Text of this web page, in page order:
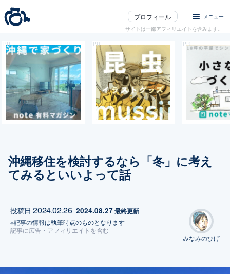
プロフィール
メニュー
サイトは一部アフィリエイトを含みます。
沖縄移住を検討するなら「冬」に考え
てみるといいよって話
投稿日2024.02.26 2024.08.27 最終更新
※記事の情報は執筆時点のものとなります
記事に広告 ・アフィリエイトを含む
みなみのひげ